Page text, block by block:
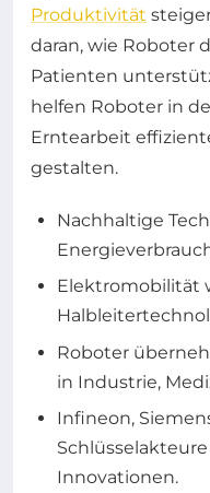
Produktivität
daran, wie Roboter
Patienten
helfen Roboter in
Erntearbeit
gestalten.
Nachhaltige
Elektromobilität
Roboter
in Industrie,
Infineon,
Innovationen.